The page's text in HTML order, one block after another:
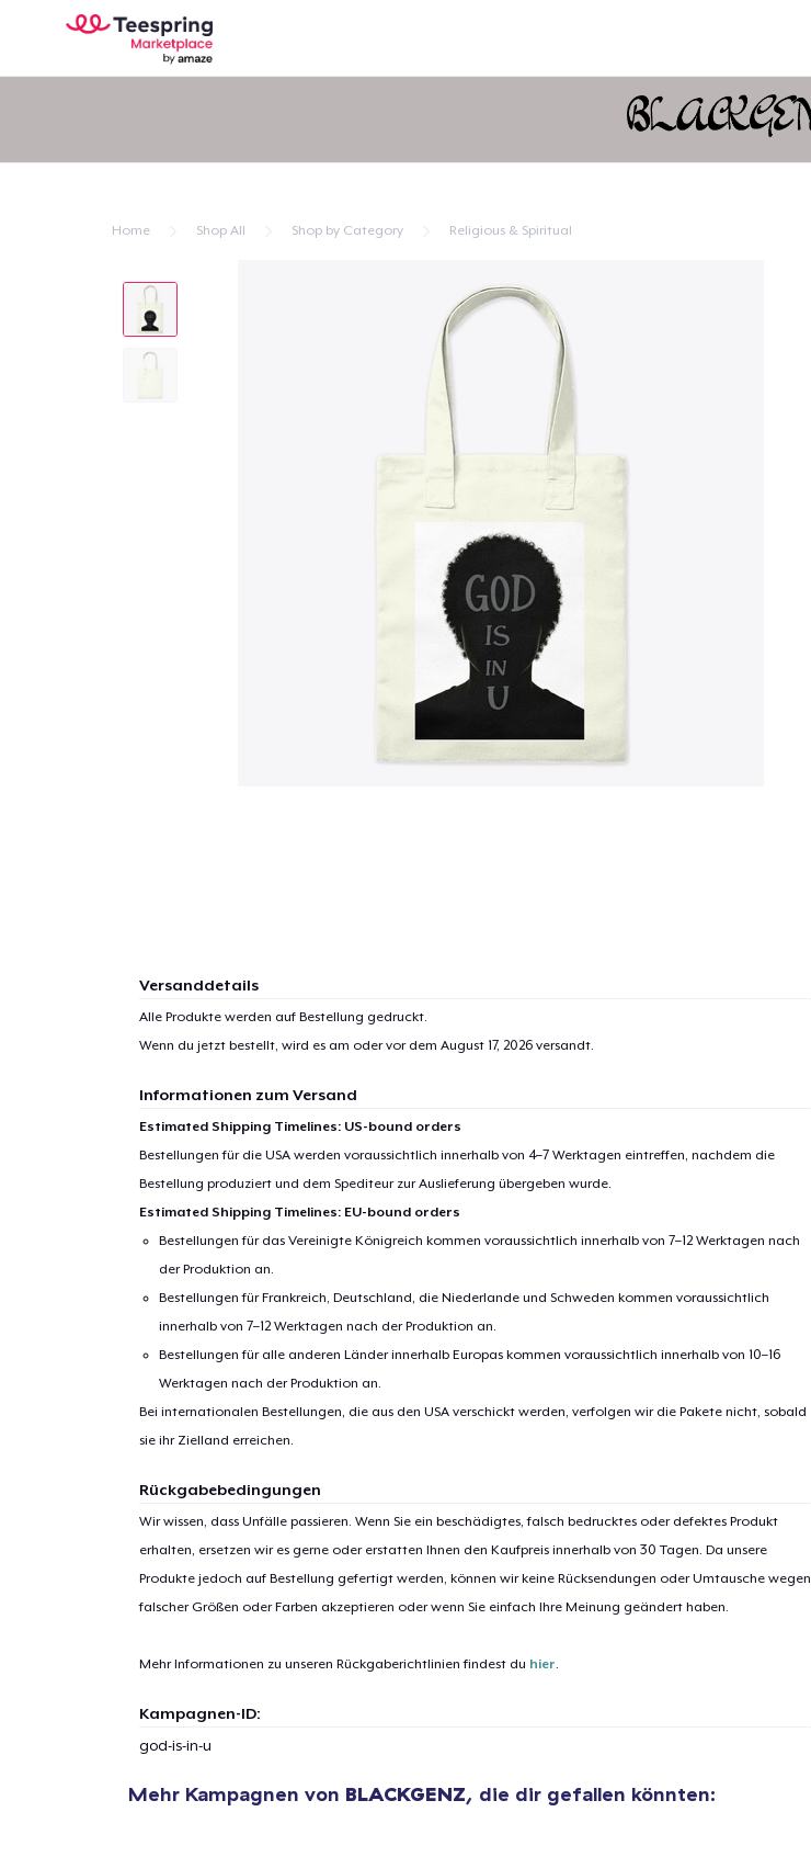
Home Shop All Shop by Category Religious & Spiritual
Versanddetails
Alle Produkte werden auf Bestellung gedruckt.
Wenn du jetzt bestellt, wird es am oder vor dem August 17, 2026versandt.
Informationen zum Versand
Estimated Shipping Timelines: US-bound orders
Bestellungen für die USA werden voraussichtlich innerhalb von 4–7 Werktagen eintreffen, nachdem die
Bestellung produziert und dem Spediteur zur Auslieferung übergeben wurde.
Estimated Shipping Timelines: EU-bound orders
Bestellungen für das Vereinigte Königreich kommen voraussichtlich innerhalb von 7–12 Werktagen nach
der Produktion an.
Bestellungen für Frankreich, Deutschland, die Niederlande und Schweden kommen voraussichtlich
innerhalb von 7–12 Werktagen nach der Produktion an.
Bestellungen für alle anderen Länder innerhalb Europas kommen voraussichtlich innerhalb von 10–16
Werktagen nach der Produktion an.
Bei internationalen Bestellungen, die aus den USA verschickt werden, verfolgen wir die Pakete nicht, sobald
sie ihr Zielland erreichen.
Rückgabebedingungen
Wir wissen, dass Unfälle passieren. Wenn Sie ein beschädigtes, falsch bedrucktes oder defektes Produkt
erhalten, ersetzen wir es gerne oder erstatten Ihnen den Kaufpreis innerhalb von 30 Tagen. Da unsere
Produkte jedoch auf Bestellung gefertigt werden, können wir keine Rücksendungen oder Umtausche wegen
falscher Größen oder Farben akzeptieren oder wenn Sie einfach Ihre Meinung geändert haben.
Mehr Informationen zu unseren Rückgaberichtlinien findest du hier
Kampagnen-ID:
god-is-in-u
Mehr Kampagnen von BLACKGENZ, die dir gefallen könnten:
1Artikel wurde zum Einkaufswagen
hinzugefügt
Tote Bag